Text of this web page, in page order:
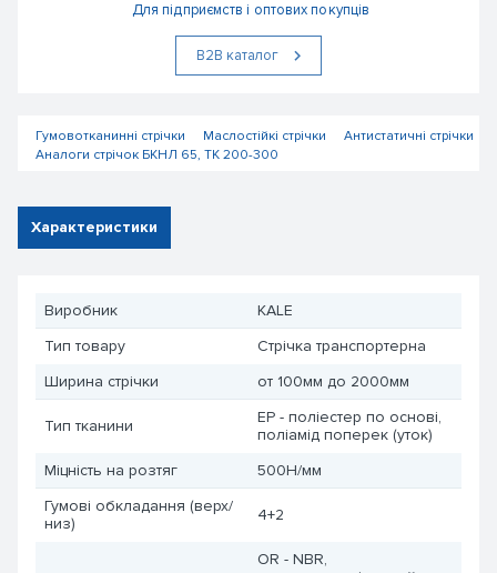
Для підприємств і оптових покупців
В2В каталог
Гумовотканинні стрічки Маслостійкі стрічки
Антистатичні стрічки
Аналоги стрічок БКНЛ 65, ТК 200-300
Характеристики
Виробник
KALE
Тип товару
Стрічка транспортерна
Ширина стрічки
от 100мм до 2000мм
Тип тканини
EP - поліестер по основі,
поліамід поперек (уток)
Міцність на розтяг
500Н/мм
Гумові обкладання (верх/
низ)
4+2
OR - NBR,